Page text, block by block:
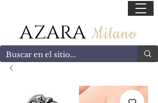
AZARA Milano